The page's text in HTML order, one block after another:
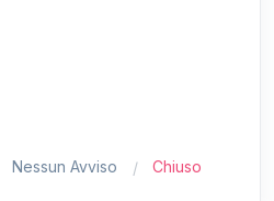
Nessun Avviso Chiuso